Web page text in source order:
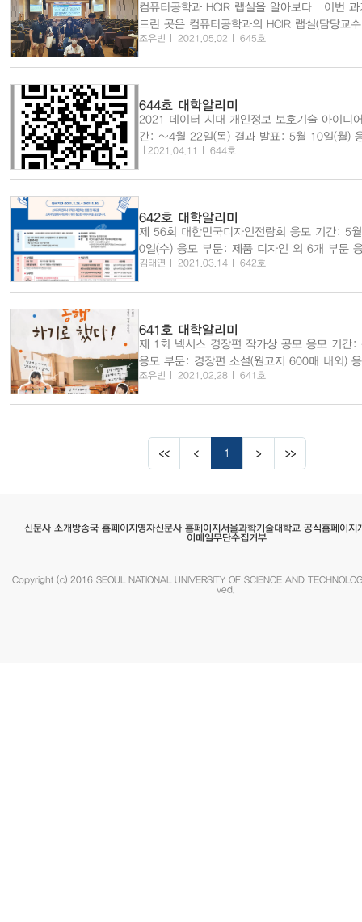
컴퓨터공학과 HCIR 랩실을 알아보다 이번 과기대 똑똑똑이 두
드린 곳은 컴퓨터공학과의 HCIR 랩실(담당교
CIR Lab은 우리말로 설명하면 인간 중심 지능
다. 이 의미에 맞게 HCIR 랩실은 인간과 상호
조유빈 2021.05.02 645호
644호 대학알리미
2021 데이터 시대 개인정보 보호기술 아이디어 공
간: ~4월 22일(목) 결과 발표: 5월 10일(월)
보 보호에 관심 있는 누구나 응모 내용: 개인
이디어 시상: 1등 시상금 200만원 관련 사이
2021.04.11 644호
642호 대학알리미
제 56회 대한민국디자인전람회 응모 기간: 5
0일(수) 응모 부문: 제품 디자인 외 6개 부문
없음 시상: 1등 시상금 30,000,000원 관련
ard.kidp.or.kr/ 제5회 소비자지향성 개선과제 공모전 응모 기
김태연 2021.03.14 642호
641호 대학알리미
제 1회 넥서스 경장편 작가상 공모 응모 기간: ~3월 31일(수)
응모 부문: 경장편 소설(원고지 600매 내외)
기성 작가 제한 없음 시상: 1등 시상금
이트: https://www.campuspick.com/
조유빈 2021.02.28 641호
1
신문사 소개방송국 홈페이지영자신문사 홈페이지서울과학기술대학교 공식홈페이지
이메일무단수집거부
Copyright (c) 2016 SEOUL NATIONAL UNIVERSITY OF SCIENCE AND
ved.